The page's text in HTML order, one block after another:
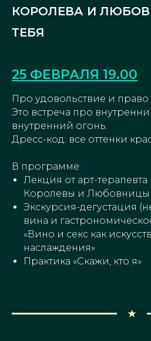
КОРОЛЕВА И
ТЕБЯ
25 ФЕВРАЛЯ 19.00
Про удовольствие и право
Это встреча про
внутренний огонь.
Дресс-код: все оттенки
В программе:
Лекция от арт-
Королевы и Любовницы
Экскурсия-дегустация
вина и
«Вино и секс как
наслаждения»
Практика «Скажи, кто я»